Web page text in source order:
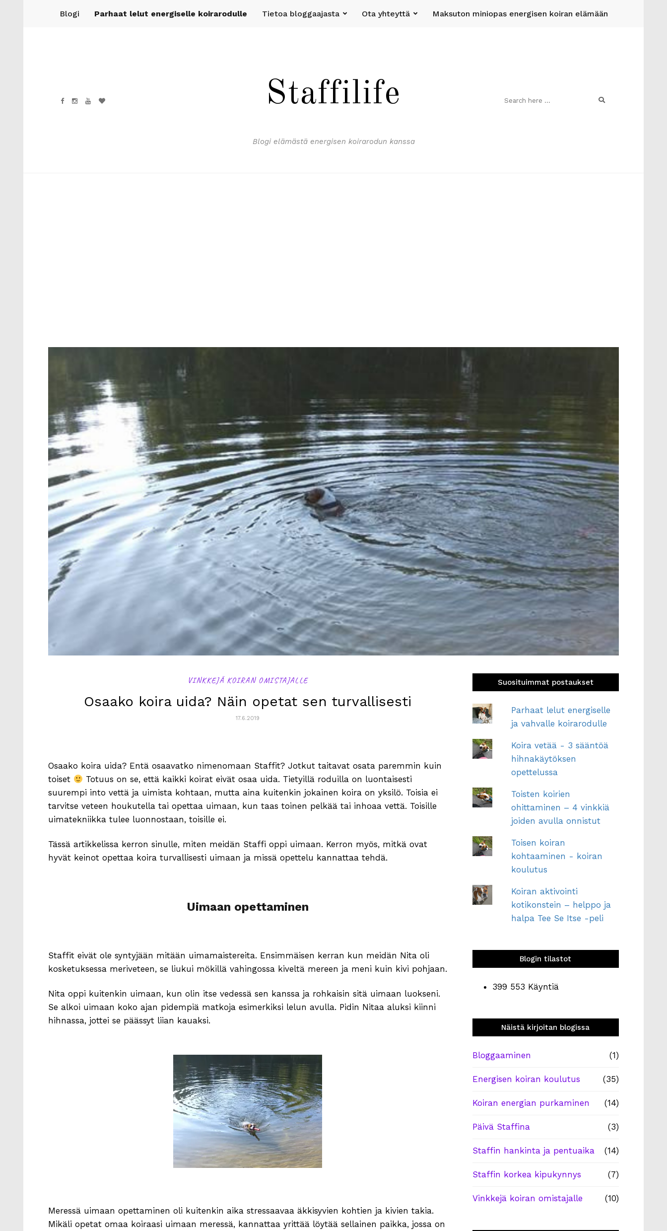
Blogi Parhaat lelut energiselle koirarodulle Tietoa bloggaajasta Ota yhteyttä Maksuton miniopas energisen koiran elämään
Staffilife
Blogi elämästä energisen koirarodun kanssa
VINKKEJÄ KOIRAN OMISTAJALLE
Osaako koira uida? Näin opetat sen turvallisesti
17.6.2019
Osaako koira uida? Entä osaavatko nimenomaan Staffit? Jotkut taitavat osata paremmin kuin
toiset
Totuus on se, että kaikki koirat eivät osaa uida. Tietyillä roduilla on luontaisesti
suurempi into vettä ja uimista kohtaan, mutta aina kuitenkin jokainen koira on yksilö. Toisia ei
tarvitse veteen houkutella tai opettaa uimaan, kun taas toinen pelkää tai inhoaa vettä. Toisille
uimatekniikka tulee luonnostaan, toisille ei.
Tässä artikkelissa kerron sinulle, miten meidän Staffi oppi uimaan. Kerron myös, mitkä ovat
hyvät keinot opettaa koira turvallisesti uimaan ja missä opettelu kannattaa tehdä.
Uimaan opettaminen
Staffit eivät ole syntyjään mitään uimamaistereita. Ensimmäisen kerran kun meidän Nita oli
kosketuksessa meriveteen, se liukui mökillä vahingossa kiveltä mereen ja meni kuin kivi pohjaan.
Nita oppi kuitenkin uimaan, kun olin itse vedessä sen kanssa ja rohkaisin sitä uimaan luokseni.
Se alkoi uimaan koko ajan pidempiä matkoja esimerkiksi lelun avulla. Pidin Nitaa aluksi kiinni
hihnassa, jottei se päässyt liian kauaksi.
Meressä uimaan opettaminen oli kuitenkin aika stressaavaa äkkisyvien kohtien ja kivien takia.
Mikäli opetat omaa koiraasi uimaan meressä, kannattaa yrittää löytää sellainen paikka, jossa on
Suosituimmat postaukset
Parhaat lelut energiselle
ja vahvalle koirarodulle
Koira vetää - 3 sääntöä
hihnakäytöksen
opettelussa
Toisten koirien
ohittaminen – 4 vinkkiä
joiden avulla onnistut
Toisen koiran
kohtaaminen - koiran
koulutus
Koiran aktivointi
kotikonstein – helppo ja
halpa Tee Se Itse -peli
Blogin tilastot
399 553 Käyntiä
Näistä kirjoitan blogissa
Bloggaaminen (1)
Energisen koiran koulutus (35)
Koiran energian purkaminen (14)
Päivä Staffina (3)
Staffin hankinta ja pentuaika (14)
Staffin korkea kipukynnys (7)
Vinkkejä koiran omistajalle (10)